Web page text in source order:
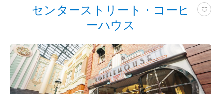
センターストリート・コーヒ
ーハウス